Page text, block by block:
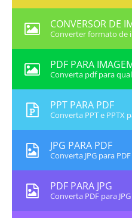
CONVERSOR DE
Converter formato de
PDF PARA
Converta pdf para
PPT PARA PDF
Converta PPT e PPTX
JPG PARA PDF
Converta JPG para PDF
PDF PARA JPG
Converta PDF para JPG